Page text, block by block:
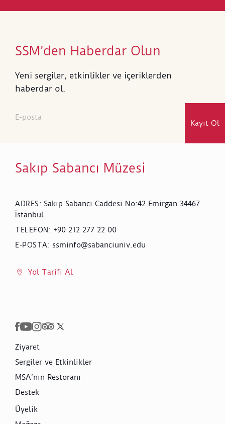
SSM’den Haberdar Olun
Yeni sergiler, etkinlikler ve içeriklerden
haberdar ol.
Kayıt Ol
Sakıp Sabancı Müzesi
ADRES: Sakıp Sabancı Caddesi No:42 Emirgan 34467
İstanbul
TELEFON : +90 212 277 22 00
E-POSTA: ssminfo@sabanciuniv.edu
Yol Tarifi Al
Ziyaret
Sergiler ve Etkinlikler
MSA’nın Restoranı
Destek
Üyelik